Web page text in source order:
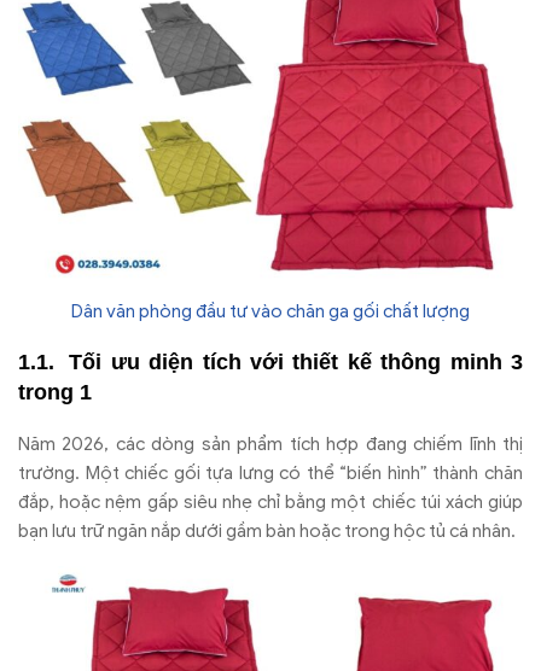
Dân văn phòng đầu tư vào chăn ga gối chất lượng
Tối ưu diện tích với thiết kế thông minh 3
trong 1
Năm 2026, các dòng sản phẩm tích hợp đang chiếm lĩnh thị
trường. Một chiếc gối tựa lưng có thể “biến hình” thành chăn
đắp, hoặc nệm gấp siêu nhẹ chỉ bằng một chiếc túi xách giúp
bạn lưu trữ ngăn nắp dưới gầm bàn hoặc trong hộc tủ cá nhân.